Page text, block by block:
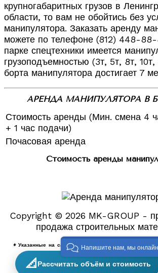
📐 Рассчитать объём и стоимость
крупногабаритных грузов в
области, то вам не обойтись без
манипулятора. Заказать аренду
можете по телефоне (812) 448-
парке спецтехники имеется
грузоподъемностью (3т, 5т, 8т,
борта манипулятора достигает 7
АРЕНДА МАНИПУЛЯТОРА В
Стоимость аренды (Мин. смена 4
+ 1 час подачи)
Почасовая аренда
Стоимость аренды
Copyright © 2026 MK-GROUP -
продажа строительных
* Указанные на сайте цены не являются публичной
точную стоимость услуг можно у наших
Напишите нам, мы